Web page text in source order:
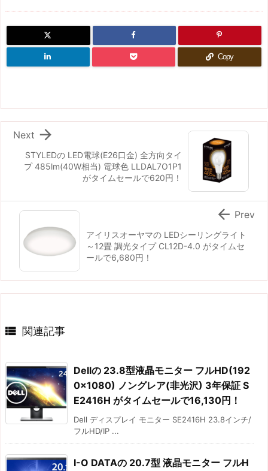
Copy
STYLEDの LED電球(E26口金) 全方向タイ
プ 485lm(40W相当) 電球色 LLDAL7O1P1
がタイムセールで620円！

Next
アイリスオーヤマの LEDシーリングライト
～12畳 調光タイプ CL12D-4.0 がタイムセ
ールで6,680円！
 Prev
 関連記事
Dellの 23.8型液晶モニター フルHD(192
0×1080) ノングレア(非光沢) 3年保証 S
E2416H がタイムセールで16,130円！
Dell ディスプレイ モニター SE2416H 23.8インチ/
フルHD/IP ...
I-O DATAの 20.7型 液晶モニター フルH